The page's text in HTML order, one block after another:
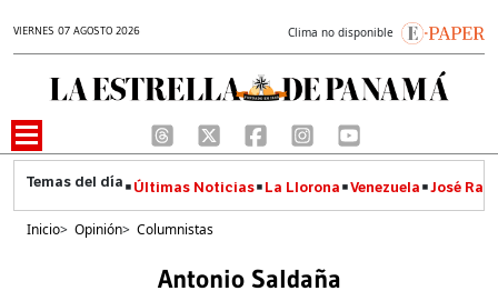
VIERNES 07 AGOSTO 2026 Clima no disponible
Últimas Noticias La Llorona Venezuela José
Inicio> Opinión> Columnistas
Antonio Saldaña